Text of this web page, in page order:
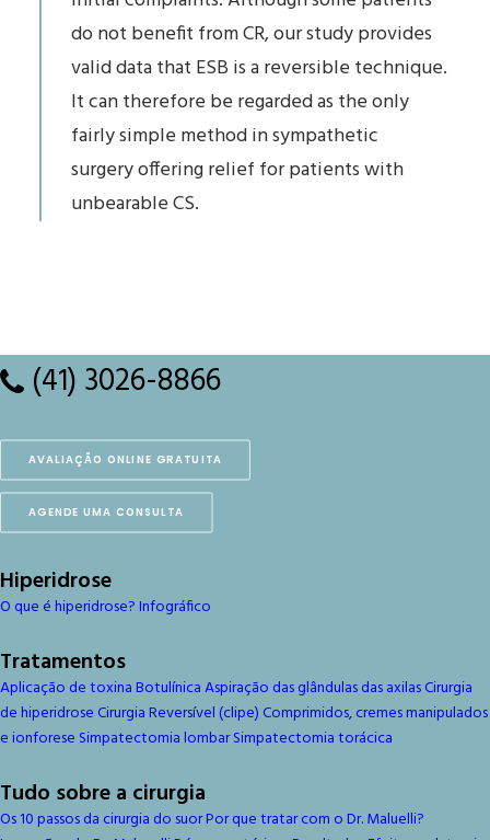
do not benefit from CR, our study provides
valid data that ESB is a reversible technique.
It can therefore be regarded as the only
fairly simple method in sympathetic
surgery offering relief for patients with
unbearable CS.
(41) 3026-8866
AVALIAÇÃO ONLINE GRATUITA
AGENDE UMA CONSULTA
Hiperidrose
O que é hiperidrose?Infográfico
Tratamentos
Aplicação de toxina BotulínicaAspiração das glândulas das axilasCirurgia
de hiperidroseCirurgia Reversível (clipe)Comprimidos, cremes manipulados
e ionforese Simpatectomia lombarSimpatectomia torácica
Tudo sobre a cirurgia
Os 10 passos da cirurgia do suorPor que tratar com o Dr. Maluelli?